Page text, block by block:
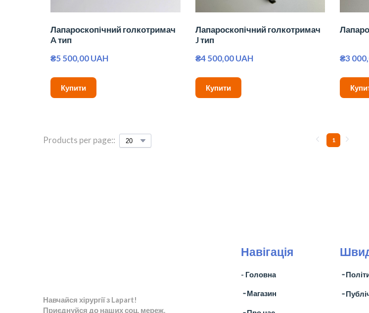
Лапароскопічний голкотримач
A тип
₴5 500,00 UAH
Купити
Лапароскопічний голкотримач
J тип
₴4 500,00 UAH
Купити
₴3
Products per page:: 1
Навчайся хірургії з Lapart!
Приєднуйся до наших соц. мереж.
Навігація
- Головна
╶ Магазин
╶
╶